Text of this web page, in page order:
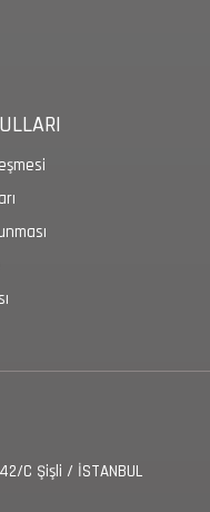
C Şişli / İSTANBUL